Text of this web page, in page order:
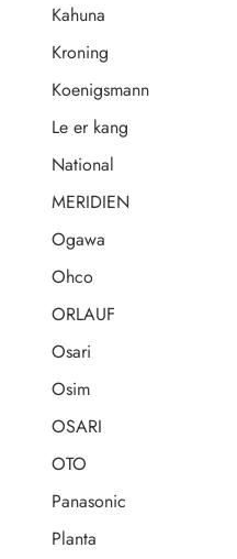
Kahuna
Kroning
Koenigsmann
Le er kang
National
MERIDIEN
Ogawa
Ohco
ORLAUF
Osari
Osim
OSARI
OTO
Panasonic
Planta